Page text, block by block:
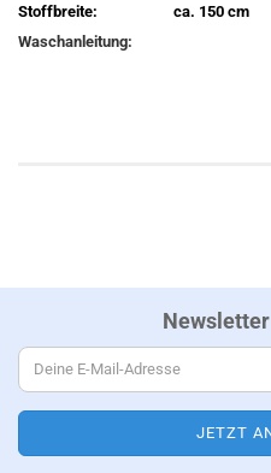
Stoffbreite:
ca. 150 cm
Waschanleitung:
Newsletter